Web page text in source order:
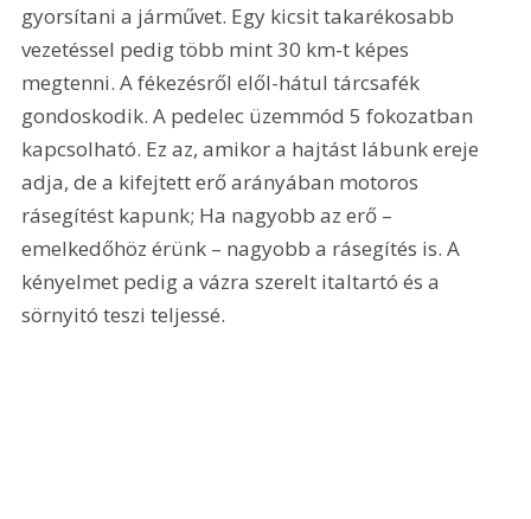
gyorsítani a járművet. Egy kicsit takarékosabb
vezetéssel pedig több mint 30 km-t képes
megtenni. A fékezésről elől-hátul tárcsafék
gondoskodik. A pedelec üzemmód 5 fokozatban
kapcsolható. Ez az, amikor a hajtást lábunk ereje
adja, de a kifejtett erő arányában motoros
rásegítést kapunk; Ha nagyobb az erő –
emelkedőhöz érünk – nagyobb a rásegítés is. A
kényelmet pedig a vázra szerelt italtartó és a
sörnyitó teszi teljessé.